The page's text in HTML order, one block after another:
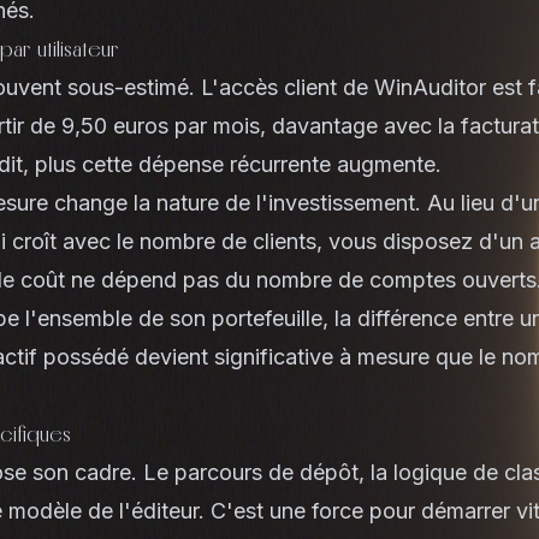
utilisateur
sous-estimé. L'accès client de WinAuditor est
de 9,50 euros par mois, davantage avec la
plus cette dépense récurrente augmente.
change la nature de l'investissement. Au lieu
croît avec le nombre de clients, vous disposez d'un
coût ne dépend pas du nombre de comptes
l'ensemble de son portefeuille, la différence entre
possédé devient significative à mesure que le
son cadre. Le parcours de dépôt, la logique de
modèle de l'éditeur. C'est une force pour démarrer